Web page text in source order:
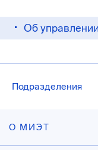
Об управлении
Подразделения
О МИЭТ